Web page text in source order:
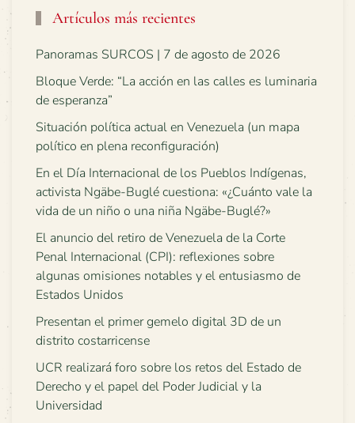
Artículos más recientes
Panoramas SURCOS | 7 de agosto de 2026
Bloque Verde: “La acción en las calles es luminaria
de esperanza”
Situación política actual en Venezuela (un mapa
político en plena reconfiguración)
En el Día Internacional de los Pueblos Indígenas,
activista Ngäbe-Buglé cuestiona: «¿Cuánto vale la
vida de un niño o una niña Ngäbe-Buglé?»
El anuncio del retiro de Venezuela de la Corte
Penal Internacional (CPI): reflexiones sobre
algunas omisiones notables y el entusiasmo de
Estados Unidos
Presentan el primer gemelo digital 3D de un
distrito costarricense
UCR realizará foro sobre los retos del Estado de
Derecho y el papel del Poder Judicial y la
Universidad